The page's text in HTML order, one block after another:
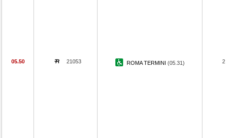
05.50 21053 ROMA TERMINI (05.31) 2